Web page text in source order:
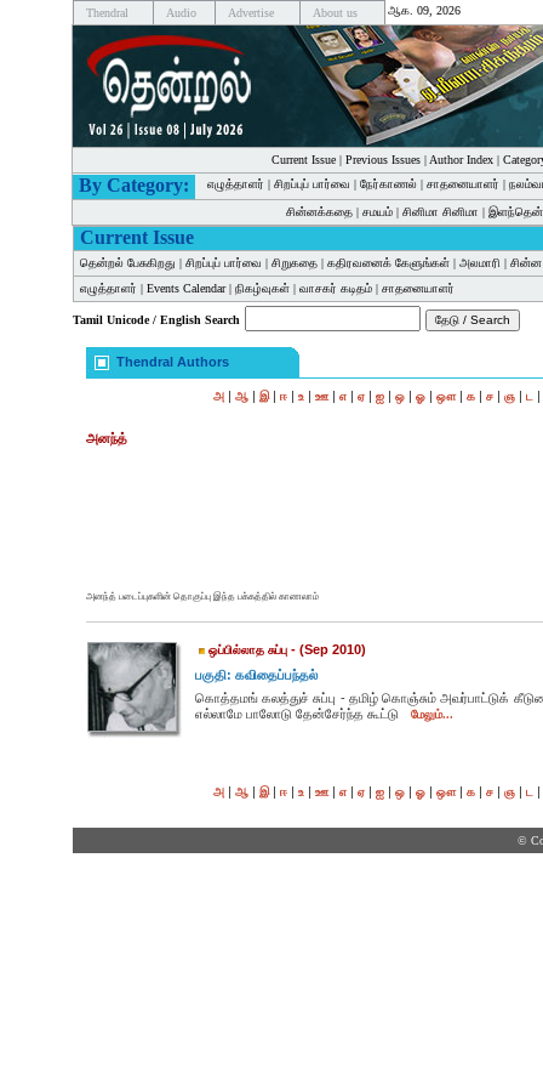
Thendral Audio Advertise About us ஆக. 09, 2026
Current Issue| Previous Issues| Author Index|
By Category: எழுத்தாளர் | சிறப்புப் பார்வை | நேர்காணல் | சாதனையாளர் |
சின்னக்கதை | சமயம் | சினிமா சினிமா |
Current Issue
தென்றல் பேசுகிறது | சிறப்புப் பார்வை | சிறுகதை | கதிரவனைக் கேளுங்கள் | அலமாரி |
எழுத்தாளர் | Events Calendar| நிகழ்வுகள் | வாசகர் கடிதம் | சாதனையாளர்
Tamil Unicode / English Search
Thendral Authors
அ | ஆ | இ| ஈ | உ | ஊ | எ | ஏ | ஐ | ஒ | ஓ | ஔ| க | ச | ஞ | ட |
அனந்த்
அனந்த் படைப்புகளின் தொகுப்பு இந்த பக்கத்தில் காணலாம்
ஒப்பில்லாத சுப்பு - (Sep 2010)
பகுதி: கவிதைப்பந்தல்
கொத்தமங் கலத்துச் சுப்பு - தமிழ் கொஞ்சும் அவர்பாட்டுக்
எல்லாமே பாலோடு தேன்சேர்ந்த கூட்டு
மேலும்...
அ | ஆ | இ| ஈ | உ | ஊ | எ | ஏ | ஐ | ஒ | ஓ | ஔ| க | ச | ஞ | ட |
©